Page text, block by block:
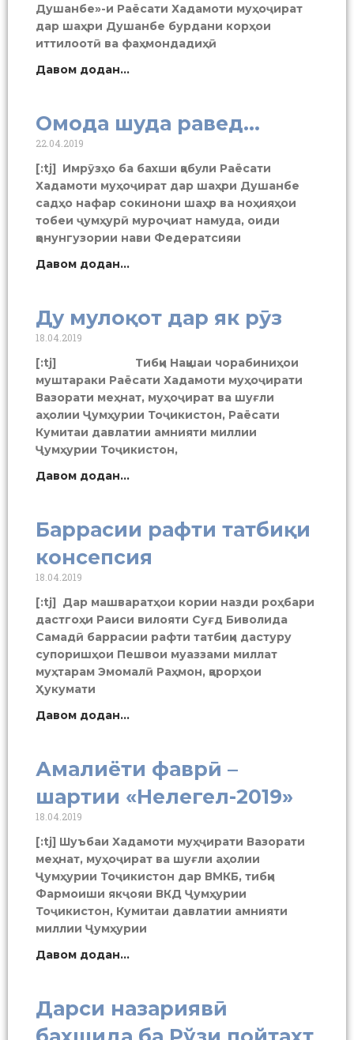
Душанбе»-и Раёсати Хадамоти муҳоҷират
дар шаҳри Душанбе бурдани корҳои
иттилоотӣ ва фаҳмондадиҳӣ
Давом додан...
Омода шуда равед…
22.04.2019
[:tj] Имрӯзҳо ба бахши қабули Раёсати
Хадамоти муҳоҷират дар шаҳри Душанбе
садҳо нафар сокинони шаҳр ва ноҳияҳои
тобеи ҷумҳурӣ муроҷиат намуда, оиди
қонунгузории нави Федератсияи
Давом додан...
Ду мулоқот дар як рӯз
18.04.2019
[:tj] Тибқи Нақшаи чорабиниҳои
муштараки Раёсати Хадамоти муҳоҷирати
Вазорати меҳнат, муҳоҷират ва шуғли
аҳолии Ҷумҳурии Тоҷикистон, Раёсати
Кумитаи давлатии амнияти миллии
Ҷумҳурии Тоҷикистон,
Давом додан...
Баррасии рафти татбиқи
консепсия
18.04.2019
[:tj] Дар машваратҳои кории назди роҳбари
дастгоҳи Раиси вилояти Суғд Биволида
Самадӣ баррасии рафти татбиқи дастуру
супоришҳои Пешвои муаззами миллат
муҳтарам Эмомалӣ Раҳмон, қарорҳои
Ҳукумати
Давом додан...
Амалиёти фаврӣ –
шартии «Нелегел-2019»
18.04.2019
[:tj] Шуъбаи Хадамоти муҳҷирати Вазорати
меҳнат, муҳоҷират ва шуғли аҳолии
Ҷумҳурии Тоҷикистон дар ВМКБ, тибқи
Фармоиши якҷояи ВКД Ҷумҳурии
Тоҷикистон, Кумитаи давлатии амнияти
миллии Ҷумҳурии
Давом додан...
Дарси назариявӣ